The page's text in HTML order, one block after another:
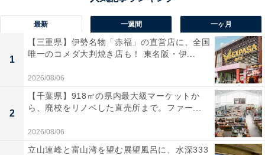
最新 一週間 一ヶ月
1
【三重県】伊勢名物「赤福」の直営店に、全国
唯一のコメダ大判焼き店も！ 東名阪・伊...
2026/08/06
2
【千葉県】918㎡の県内最大級マーケットか
ら、廃校をリノベした直売所まで。ファー...
2026/08/06
立山連峰と富山湾を望む展望風呂に、水深333